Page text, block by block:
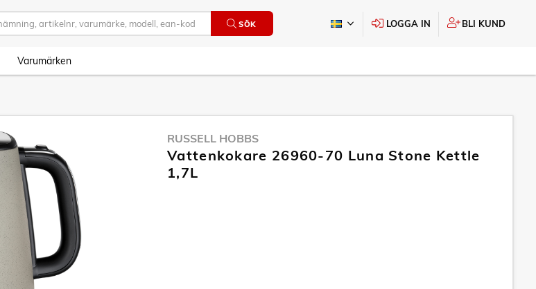
SÖK LOGGA IN BLI KUND
Varumärken
RUSSELL HOBBS
Vattenkokare 26960-70 Luna Stone Kettle
1,7L